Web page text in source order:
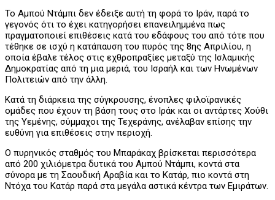
Το Αμπού Ντάμπι δεν έδειξε αυτή τη φορά το Ιράν, παρά το
γεγονός ότι το έχει κατηγορήσει επανειλημμένα πως
πραγματοποιεί επιθέσεις κατά του εδάφους του από τότε που
τέθηκε σε ισχύ η κατάπαυση του πυρός της 8ης Απριλίου, η
οποία έβαλε τέλος στις εχθροπραξίες μεταξύ της Ισλαμικής
Δημοκρατίας από τη μια μεριά, του Ισραήλ και των Ηνωμένων
Πολιτειών από την άλλη.
Κατά τη διάρκεια της σύγκρουσης, ένοπλες φιλοϊρανικές
ομάδες που έχουν τη βάση τους στο Ιράκ και οι αντάρτες Χούθι
της Υεμένης, σύμμαχοι της Τεχεράνης, ανέλαβαν επίσης την
ευθύνη για επιθέσεις στην περιοχή.
Ο πυρηνικός σταθμός του Μπαράκαχ βρίσκεται περισσότερα
από 200 χιλιόμετρα δυτικά του Αμπού Ντάμπι, κοντά στα
σύνορα με τη Σαουδική Αραβία και το Κατάρ, πιο κοντά στη
Ντόχα του Κατάρ παρά στα μεγάλα αστικά κέντρα των Εμιράτων.